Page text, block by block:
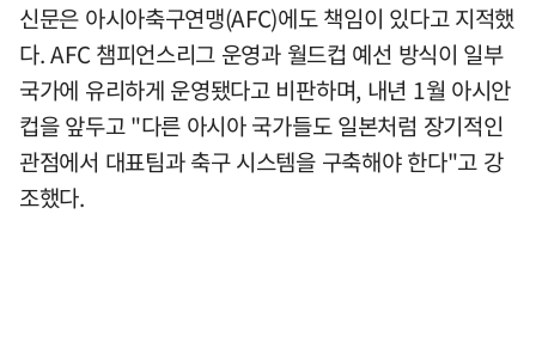
신문은 아시아축구연맹(AFC)에도 책임이 있다고 지적했
다. AFC 챔피언스리그 운영과 월드컵 예선 방식이 일부
국가에 유리하게 운영됐다고 비판하며, 내년 1월 아시안
컵을 앞두고 "다른 아시아 국가들도 일본처럼 장기적인
관점에서 대표팀과 축구 시스템을 구축해야 한다"고 강
조했다.